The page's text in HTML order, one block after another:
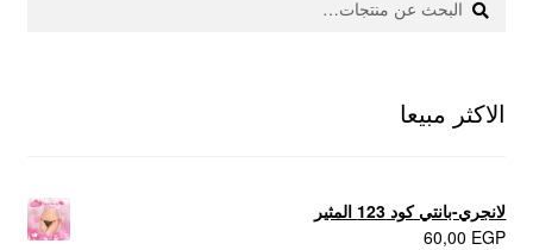
عن:
الاكثر مبيعا
لانجري-بانتي كود 123 المثير
60,00 EGP